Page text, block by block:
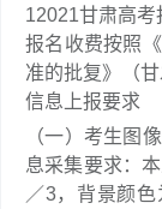
12021甘肃高考
报名收费按照
准的批复》（
信息上报要求
（一）考生图
息采集要求：
／3，背景颜色